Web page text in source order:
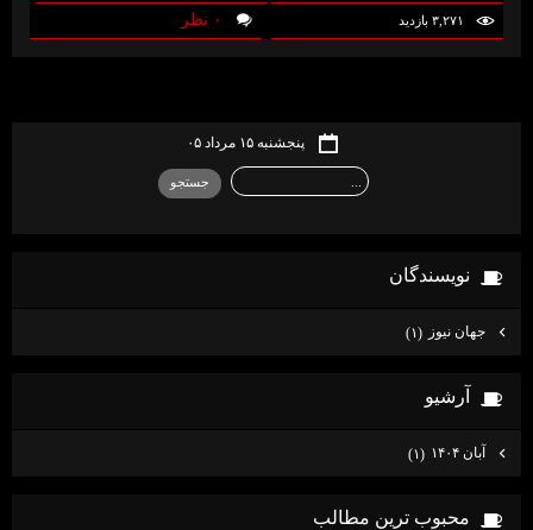
۰ نظر
پنجشنبه ۱۵ مرداد ۰۵
نويسندگان
جهان نيوز (۱)
آرشيو
آبان ۱۴۰۴ (۱)
محبوب ترين مطالب